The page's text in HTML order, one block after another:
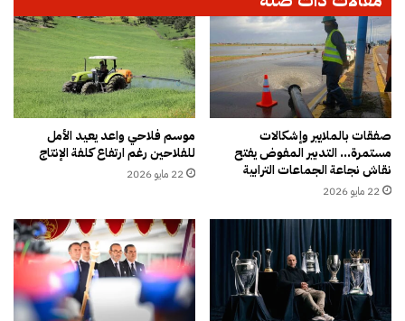
ب
ا
ل
إ
ق
ا
م
ة
ا
ل
أ
م
ي
ن
ا
ل
ل
ق
ا
ء
ي
صفقات بالملايير وإشكالات
مستمرة… التدبير المفوض يفتح
نقاش نجاعة الجماعات الترابية
22 مايو 2026
موسم فلاحي واعد يعيد الأمل
للفلاحين رغم ارتفاع كلفة الإنتاج
22 مايو 2026